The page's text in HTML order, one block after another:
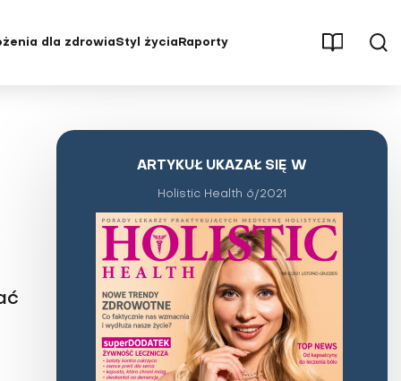
Pęcherz i nerki
Stwardnienie rozsiane (SM)
Udar mózgu
Uzależnienia
Wysoki cholesterol
Zaburzenia hormonalne
Zaburzenia odżywiania
Zaburzenia pamięci i
koncentracji
Zaburzenia psychiczne i choroby
dla zdrowiaStyl życia
Parenting
Redakcja poleca
Świat wokół nas
Uroda i pielęgnacja
Wywiady i opinie
Raporty
ARTYKUŁ UKAZAŁ SIĘ W
Holistic Health 6/2021